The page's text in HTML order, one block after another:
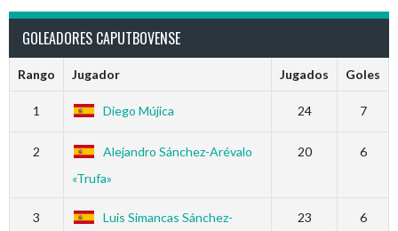
GOLEADORES CAPUTBOVENSE
Rango Jugador Jugados Goles
1 Diego Mújica 24 7
2
Alejandro Sánchez-Arévalo
«Trufa»
20 6
3
Luis Simancas Sánchez-
23 6